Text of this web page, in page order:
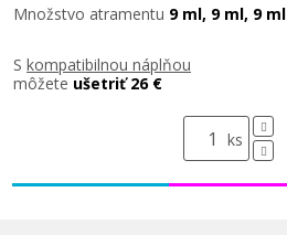
Množstvo atramentu 9 ml, 9 ml, 9 ml
S kompatibilnou náplňou
môžete ušetriť 26 €
ks